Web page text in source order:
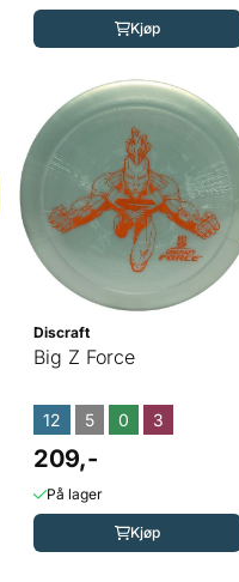
Kjøp
Discraft
Big Z Force
12 5 0 3
209,-
På lager
Kjøp